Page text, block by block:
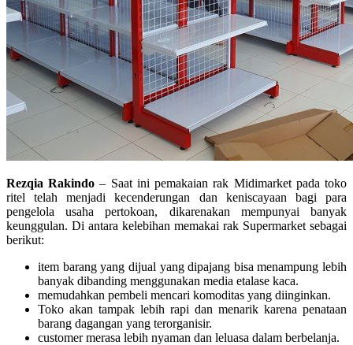
Rezqia Rakindo – Saat ini pemakaian rak Midimarket pada toko
ritel telah menjadi kecenderungan dan keniscayaan bagi para
pengelola usaha pertokoan, dikarenakan mempunyai banyak
keunggulan. Di antara kelebihan memakai rak Supermarket sebagai
berikut:
item barang yang dijual yang dipajang bisa menampung lebih
banyak dibanding menggunakan media etalase kaca.
memudahkan pembeli mencari komoditas yang diinginkan.
Toko akan tampak lebih rapi dan menarik karena penataan
barang dagangan yang terorganisir.
customer merasa lebih nyaman dan leluasa dalam berbelanja.